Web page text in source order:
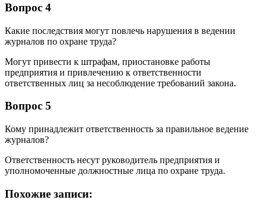
Вопрос 4
Какие последствия могут повлечь нарушения в ведении
журналов по охране труда?
Могут привести к штрафам, приостановке работы
предприятия и привлечению к ответственности
ответственных лиц за несоблюдение требований закона.
Вопрос 5
Кому принадлежит ответственность за правильное ведение
журналов?
Ответственность несут руководитель предприятия и
уполномоченные должностные лица по охране труда.
Похожие записи: